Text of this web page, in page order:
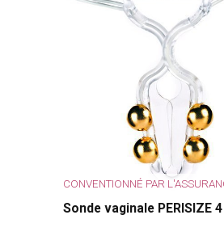
CONVENTIONNÉ PAR
Sonde vaginale PERISIZE